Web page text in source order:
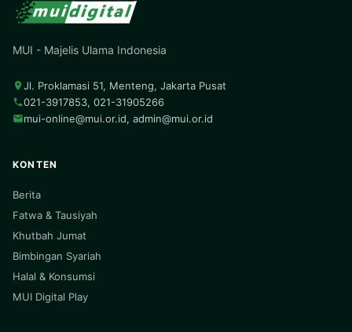
MUI - Majelis Ulama Indonesia
Jl. Proklamasi 51, Menteng, Jakarta Pusat
021-3917853, 021-31905266
mui-online@mui.or.id, admin@mui.or.id
KONTEN
Berita
Fatwa & Tausiyah
Khutbah Jumat
Bimbingan Syariah
Halal & Konsumsi
MUI Digital Play